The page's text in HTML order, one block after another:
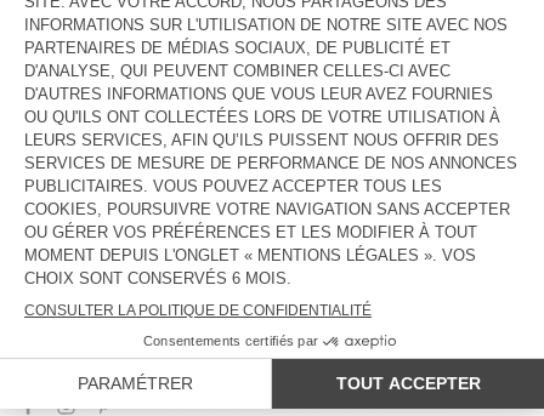
DESCRIPTION
TAILLE ET COUPE
COMPOSITION
ENTRETIEN
TRAÇABILITÉ
LIVRAISON ET RETOURS